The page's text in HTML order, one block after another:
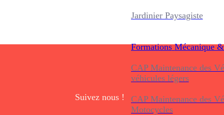
Jardinier Paysagiste
Formations Mécanique
CAP Maintenance des
véhicules légers
CAP Maintenance des
Motocycles
Suivez nous !